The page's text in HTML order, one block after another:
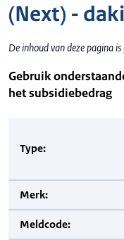
(Next) -
De inhoud van deze pagina
Gebruik
het subsidiebedrag
Type:
Merk:
Meldcode: